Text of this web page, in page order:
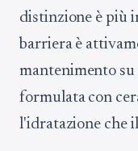
distinzione è più
barriera è
mantenimento su
formulata con
l'idratazione che